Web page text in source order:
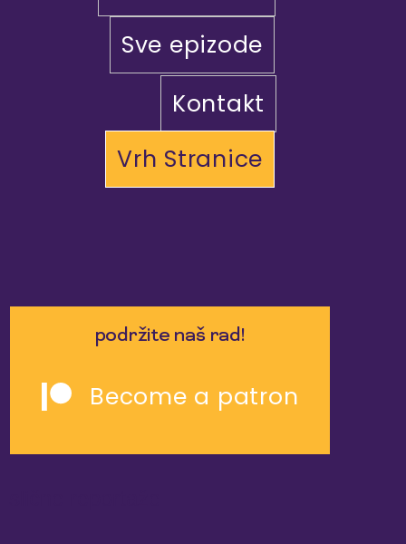
Sve epizode
Kontakt
Vrh Stranice
podržite naš rad!
Become a patron